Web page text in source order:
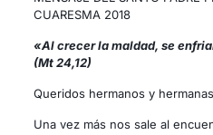
CUARESMA 2018
«Al crecer la maldad, se
(Mt 24,12)
Queridos hermanos y
Una vez más nos sale al